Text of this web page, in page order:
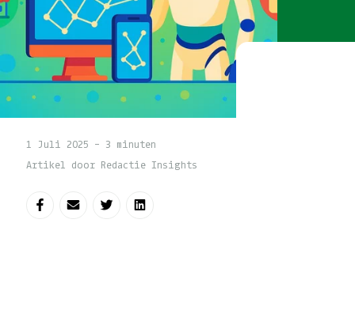
1 Juli 2025 - 3 minuten
Artikel door Redactie Insights